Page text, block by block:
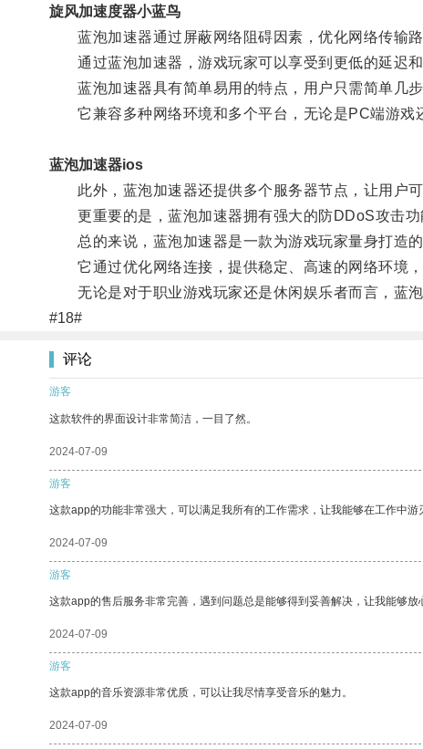
旋风加速度器小蓝鸟
蓝泡加速器通过屏蔽网络阻碍因素，优化网络传输路
通过蓝泡加速器，游戏玩家可以享受到更低的延迟和
蓝泡加速器具有简单易用的特点，用户只需简单几步
它兼容多种网络环境和多个平台，无论是PC端游戏
蓝泡加速器ios
此外，蓝泡加速器还提供多个服务器节点，让用户可
更重要的是，蓝泡加速器拥有强大的防DDoS攻击功
总的来说，蓝泡加速器是一款为游戏玩家量身打造的
它通过优化网络连接，提供稳定、高速的网络环境，
无论是对于职业游戏玩家还是休闲娱乐者而言，蓝泡
#18#
评论
游客
这款软件的界面设计非常简洁，一目了然。
2024-07-09
游客
这款app的功能非常强大，可以满足我所有的工作需求，让我能够在工作中游
2024-07-09
游客
这款app的售后服务非常完善，遇到问题总是能够得到妥善解决，让我能够放
2024-07-09
游客
这款app的音乐资源非常优质，可以让我尽情享受音乐的魅力。
2024-07-09